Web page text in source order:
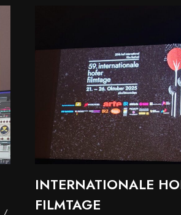
KÖLN
INTERNATIONALE
FILMTAGE